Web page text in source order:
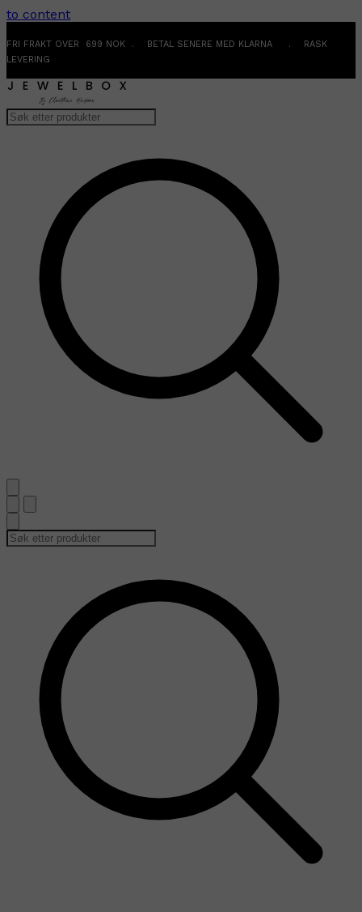
to content
FRI FRAKT OVER 699 NOK . BETAL SENERE MED KLARNA . RASK
LEVERING